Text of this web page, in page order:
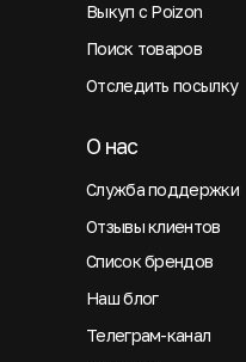
Выкуп с Poizon
Поиск товаров
Отследить посылку
Служба поддержки
О нас
Отзывы клиентов
Список брендов
Наш блог
Телеграм-канал